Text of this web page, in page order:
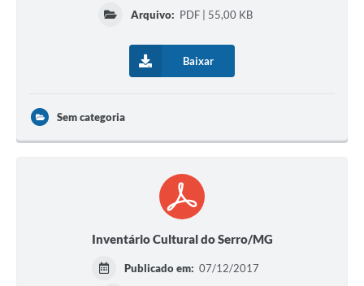
Horário - Linhas Municipais de Coletivos
Emissão de Contracheque
Chamamento Público
Arquivo: PDF | 55,00 KB
Baixar
Sem categoria
Inventário Cultural do Serro/MG
Publicado em: 07/12/2017